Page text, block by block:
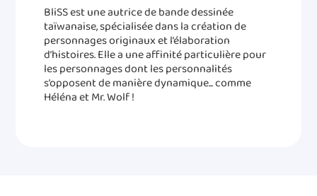
BliSS est une autrice de bande dessinée
taïwanaise, spécialisée dans la création de
personnages originaux et l’élaboration
d’histoires. Elle a une affinité particulière pour
les personnages dont les personnalités
s’opposent de manière dynamique... comme
Héléna et Mr. Wolf !